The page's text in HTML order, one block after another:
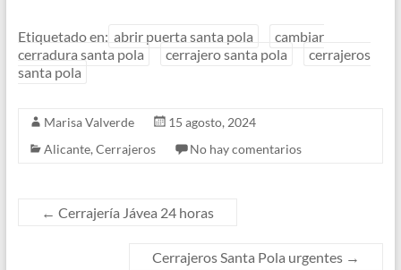
Etiquetado en: abrir puerta santa pola
cambiar
cerradura santa pola
cerrajero santa pola
cerrajeros
santa pola
Marisa Valverde
15 agosto, 2024
Alicante,Cerrajeros No hay comentarios
← Cerrajería Jávea 24 horas
Cerrajeros Santa Pola urgentes →